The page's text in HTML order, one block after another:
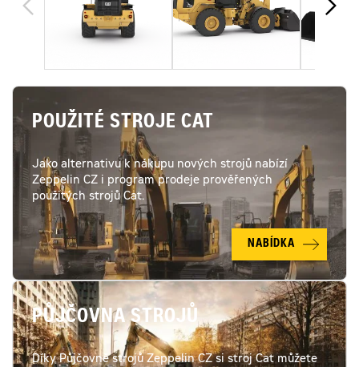
POUŽITÉ STROJE CAT
Jako alternativu k nákupu nových strojů nabízí
Zeppelin CZ i program prodeje prověřených
použitých strojů Cat.
NABÍDKA
PŮJČOVNA STROJŮ
Díky Půjčovně strojů Zeppelin CZ si stroj Cat můžete